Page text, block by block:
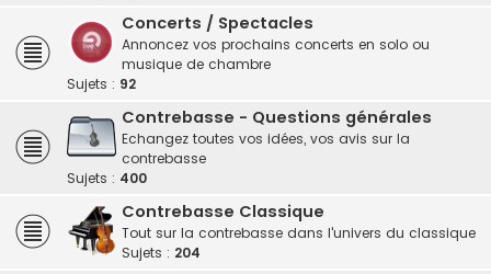
Concerts / Spectacles
Annoncez vos prochains concerts en solo ou
musique de chambre
Sujets : 92
Contrebasse - Questions générales
Echangez toutes vos idées, vos avis sur la
contrebasse
Sujets : 400
Contrebasse Classique
Tout sur la contrebasse dans l'univers du classique
Sujets : 204